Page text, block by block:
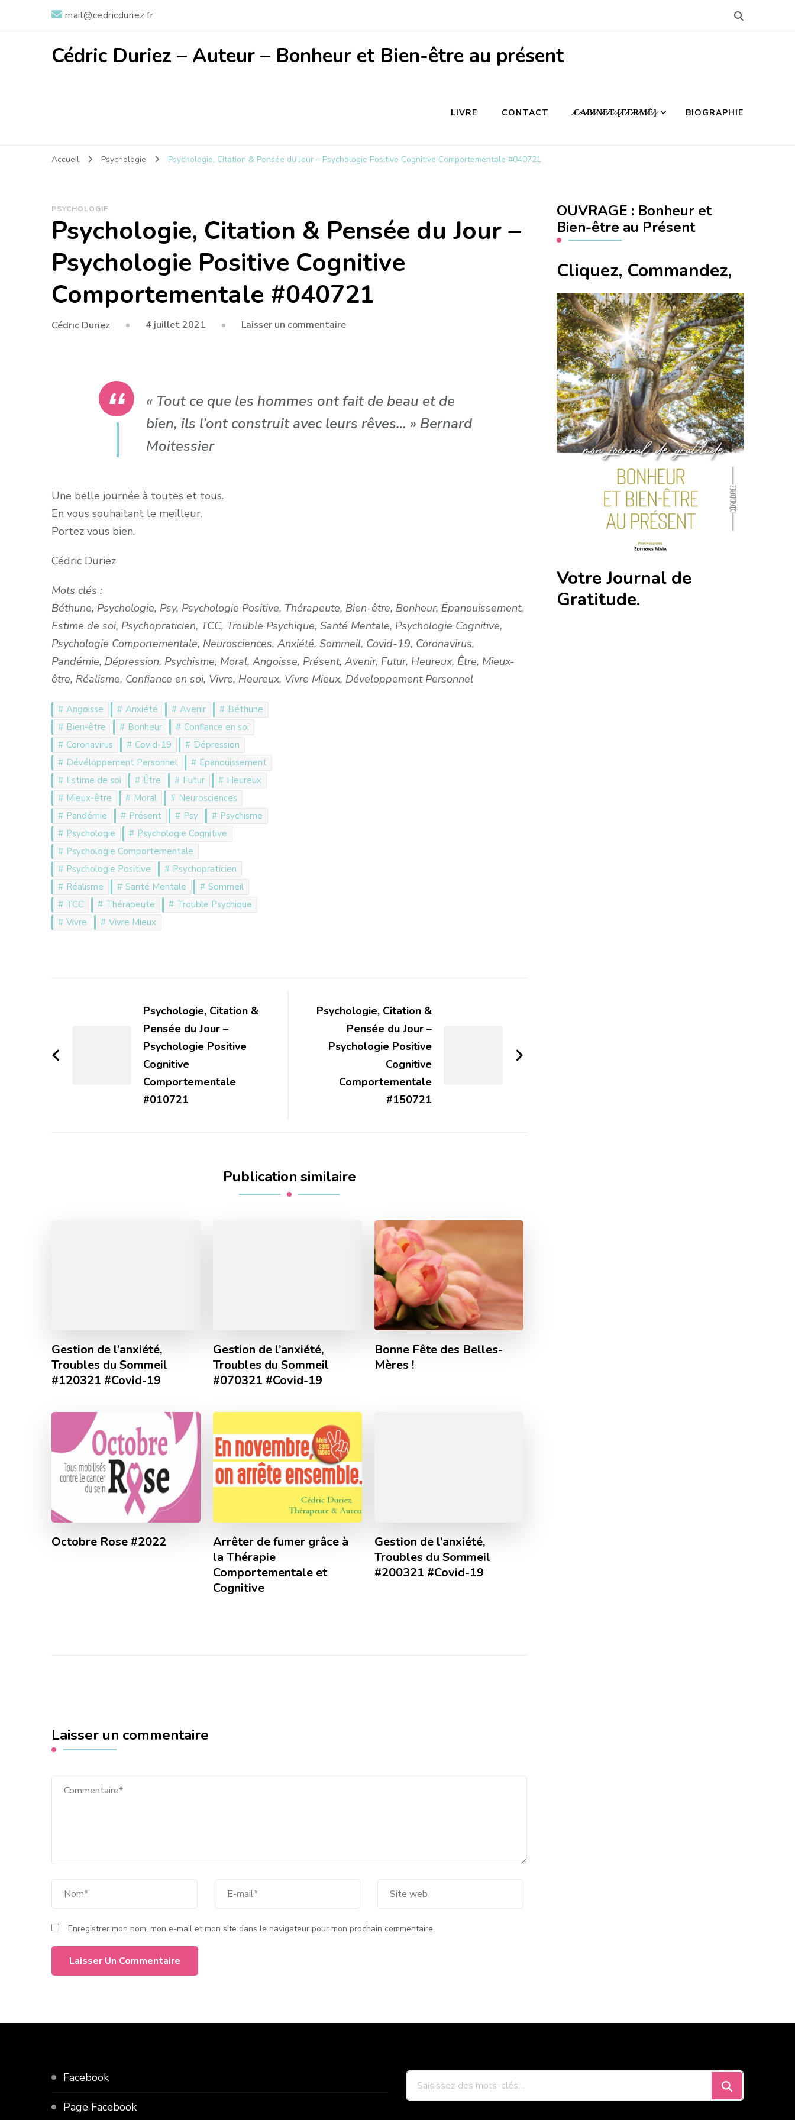
mail@cedricduriez.fr
Cédric Duriez – Auteur – Bonheur et Bien-être au présent
LIVRE CONTACT ̷C̷̷A̷̷B̷̷I̷̷N̷̷E̷̷T̷ ̷[̷̷F̷̷E̷̷R̷̷M̷É̷]̷ BIOGRAPHIE
Accueil Psychologie Psychologie, Citation & Pensée du Jour – Psychologie Positive Cognitive Comportementale #040721
PSYCHOLOGIE
Psychologie, Citation & Pensée du Jour –
Psychologie Positive Cognitive
Comportementale #040721
Cédric Duriez 4 juillet 2021 Laisser un commentairesur
du
Jour
« Tout ce que les hommes ont fait de beau et de
bien, ils l’ont construit avec leurs rêves… » Bernard
Moitessier
Une belle journée à toutes et tous.
En vous souhaitant le meilleur.
Portez vous bien.
Cédric Duriez
Mots clés :
Béthune, Psychologie, Psy, Psychologie Positive, Thérapeute, Bien-être, Bonheur, Épanouissement,
Estime de soi, Psychopraticien, TCC, Trouble Psychique, Santé Mentale, Psychologie Cognitive,
Psychologie Comportementale, Neurosciences, Anxiété, Sommeil, Covid-19, Coronavirus,
Pandémie, Dépression, Psychisme, Moral, Angoisse, Présent, Avenir, Futur, Heureux, Être, Mieux-
être, Réalisme, Confiance en soi, Vivre, Heureux, Vivre Mieux, Développement Personnel
Angoisse Anxiété Avenir
Béthune
Bien-être
Bonheur
Confiance en soi
Coronavirus
Covid-19
Dépression
Dévéloppement Personnel
Epanouissement
Estime de soi
Être Futur
Heureux
Mieux-être
Moral
Neurosciences
Pandémie
Présent Psy
Psychisme
Psychologie
Psychologie Cognitive
Psychologie Comportementale
Psychologie Positive
Psychopraticien
Réalisme
Santé Mentale
Sommeil
TCC
Thérapeute
Trouble Psychique
Vivre
Vivre Mieux
Psychologie, Citation &
Pensée du Jour –
Psychologie Positive
Cognitive
Comportementale
#010721
Psychologie, Citation &
Pensée du Jour –
Psychologie Positive
Cognitive
Comportementale
#150721
Publication similaire
Gestion de l’anxiété,
Troubles du Sommeil
#120321 #Covid-19
Gestion de l’anxiété,
Troubles du Sommeil
#070321 #Covid-19
Bonne Fête des Belles-
Mères !
Octobre Rose #2022
Arrêter de fumer grâce à
la Thérapie
Comportementale et
Cognitive
Gestion de l’anxiété,
Troubles du Sommeil
#200321 #Covid-19
Laisser un commentaire
Enregistrer mon nom, mon e-mail et mon site dans le navigateur pour mon prochain commentaire.
OUVRAGE : Bonheur et
Bien-être au Présent
Cliquez, Commandez,
Votre Journal de
Gratitude.
Facebook
Page Facebook
Vous
recherchiez